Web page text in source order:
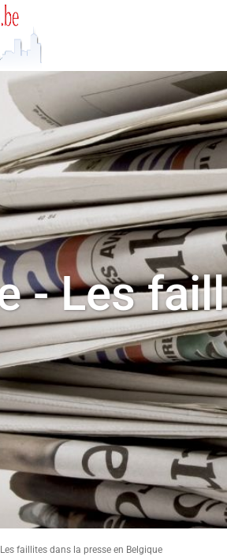
- Les
faillites dans la presse en Belgique